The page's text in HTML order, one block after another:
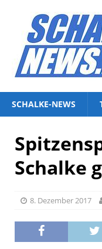
SCHALKE-NEWS
Schalke
8. Dezember 2017